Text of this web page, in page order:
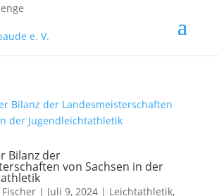
Bilanz der
von Sachsen in der
| Juli 9, 2024 | Leichtathletik,